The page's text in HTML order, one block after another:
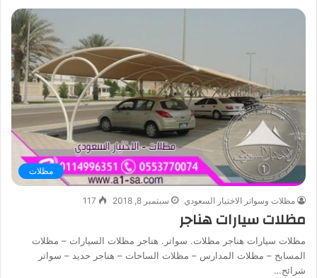
مظلات
مظلات وسواتر الاختيار السعودي سبتمبر 8, 2018 117
مظلات سيارات هناجر
مظلات سيارات هناجر مظلات. سواتر. هناجر مظلات السيارات – مظلات
المسابح – مظلات المدارس – مظلات الساحات – هناجر حديد – سواتر
شرائح…